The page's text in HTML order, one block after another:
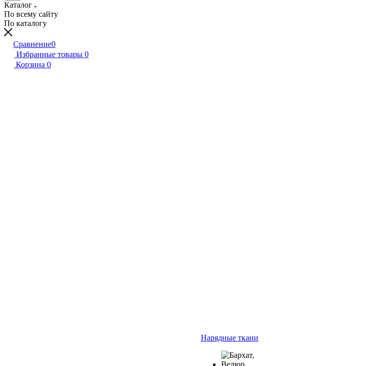
Каталог
По всему сайту
По каталогу
Сравнение0
Избранные товары 0
Корзина 0
Нарядные ткани